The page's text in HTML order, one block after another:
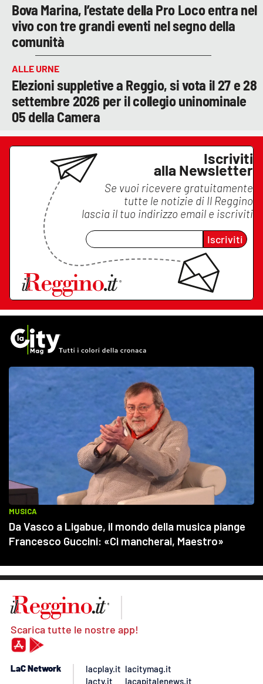
Bova Marina, l’estate della Pro Loco entra nel
vivo con tre grandi eventi nel segno della
comunità
ALLE URNE
Elezioni suppletive a Reggio, si vota il 27 e 28
settembre 2026 per il collegio uninominale
05 della Camera
Iscriviti
alla Newsletter
Se vuoi ricevere gratuitamente
tutte le notizie di Il Reggino
lascia il tuo indirizzo email e iscriviti
Iscriviti
Scarica tutte le nostre app!
LaC Network
lacplay.it
lactv.it
lacitymag.it
lacapitalenews.it